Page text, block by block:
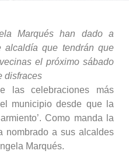
Marqués han dado a
alcaldía que tendrán que
el próximo sábado
disfraces
las celebraciones más
municipio desde que la
Como manda la
nombrado a sus alcaldes
Marqués.